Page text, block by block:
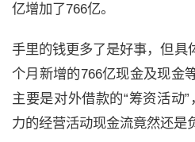
亿增加了766亿。
手里的钱更多了是好事，但具
个月新增的766亿现金及现金
主要是对外借款的“筹资活动
力的经营活动现金流竟然还是